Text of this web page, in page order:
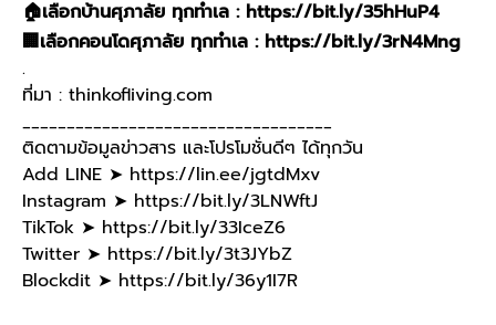
🏠เลือกบ้านศุภาลัย ทุกทำเล : https://bit.ly/35hHuP4
🏢เลือกคอนโดศุภาลัย ทุกทำเล : https://bit.ly/3rN4Mng
.
ที่มา : thinkofliving.com
___________________________________
ติดตามข้อมูลข่าวสาร และโปรโมชั่นดีๆ ได้ทุกวัน
Add LINE ➤ https://lin.ee/jgtdMxv
Instagram ➤ https://bit.ly/3LNWftJ
TikTok ➤ https://bit.ly/33IceZ6
Twitter ➤ https://bit.ly/3t3JYbZ
Blockdit ➤ https://bit.ly/36y1I7R